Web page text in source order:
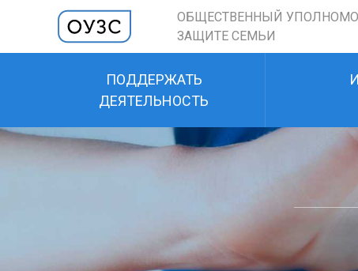
ОБЩЕСТВЕННЫЙ
ЗАЩИТЕ СЕМЬИ
ПОДДЕРЖАТЬ
ДЕЯТЕЛЬНОСТЬ